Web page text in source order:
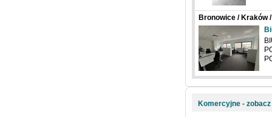
Bronowice / Kraków
Komercyjne -